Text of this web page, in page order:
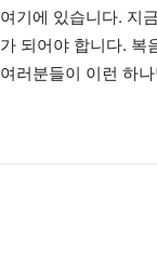
여기에 있습니다. 지
가 되어야 합니다. 복
여러분들이 이런 하